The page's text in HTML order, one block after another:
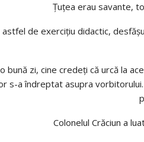
Țuțea erau savante,
astfel de exercițiu didactic,
bună zi, cine credeţi că urcă la
s-a îndreptat asupra vorbitorului.
Colonelul Crăciun a